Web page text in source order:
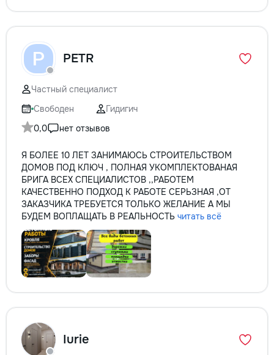
P PETR
Частный специалист
Свободен
Гидигич
0,0
нет отзывов
Я БОЛЕЕ 10 ЛЕТ ЗАНИМАЮСЬ СТРОИТЕЛЬСТВОМ
ДОМОВ ПОД КЛЮЧ , ПОЛНАЯ УКОМПЛЕКТОВАНАЯ
БРИГА ВСЕХ СПЕЦИАЛИСТОВ ,,РАБОТЕМ
КАЧЕСТВЕННО ПОДХОД К РАБОТЕ СЕРЬЗНАЯ ,ОТ
ЗАКАЗЧИКА ТРЕБУЕТСЯ ТОЛЬКО ЖЕЛАНИЕ А МЫ
БУДЕМ ВОПЛАЩАТЬ В РЕАЛЬНОСТЬ читать всё
Iurie